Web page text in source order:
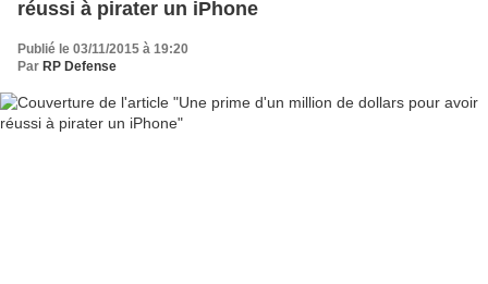
réussi à pirater un iPhone
Publié le 03/11/2015 à 19:20
Par RP Defense